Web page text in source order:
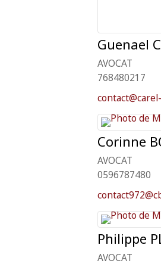
Guenael
AVOCAT
768480217
Corinne
AVOCAT
0596787480
Philippe
AVOCAT